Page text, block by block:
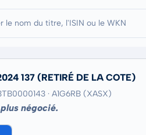
137 (RETIRÉ DE LA COTE)
· A1G6RB (XASX)
négocié.